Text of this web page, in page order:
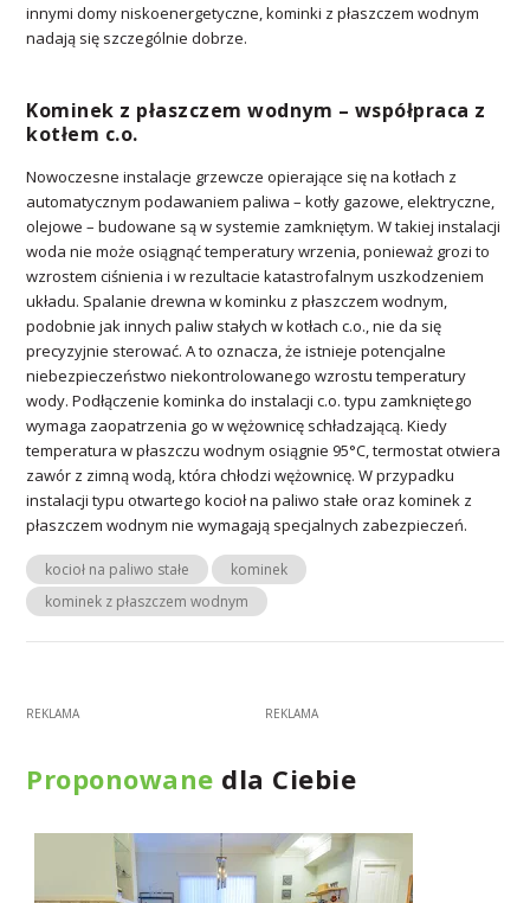
innymi domy niskoenergetyczne, kominki z płaszczem wodnym
nadają się szczególnie dobrze.
Kominek z płaszczem wodnym – współpraca z
kotłem c.o.
Nowoczesne instalacje grzewcze opierające się na kotłach z
automatycznym podawaniem paliwa – kotły gazowe, elektryczne,
olejowe – budowane są w systemie zamkniętym. W takiej instalacji
woda nie może osiągnąć temperatury wrzenia, ponieważ grozi to
wzrostem ciśnienia i w rezultacie katastrofalnym uszkodzeniem
układu. Spalanie drewna w kominku z płaszczem wodnym,
podobnie jak innych paliw stałych w kotłach c.o., nie da się
precyzyjnie sterować. A to oznacza, że istnieje potencjalne
niebezpieczeństwo niekontrolowanego wzrostu temperatury
wody. Podłączenie kominka do instalacji c.o. typu zamkniętego
wymaga zaopatrzenia go w wężownicę schładzającą. Kiedy
temperatura w płaszczu wodnym osiągnie 95°C, termostat otwiera
zawór z zimną wodą, która chłodzi wężownicę. W przypadku
instalacji typu otwartego kocioł na paliwo stałe oraz kominek z
płaszczem wodnym nie wymagają specjalnych zabezpieczeń.
kocioł na paliwo stałe
kominek
kominek z płaszczem wodnym
Proponowane dla Ciebie